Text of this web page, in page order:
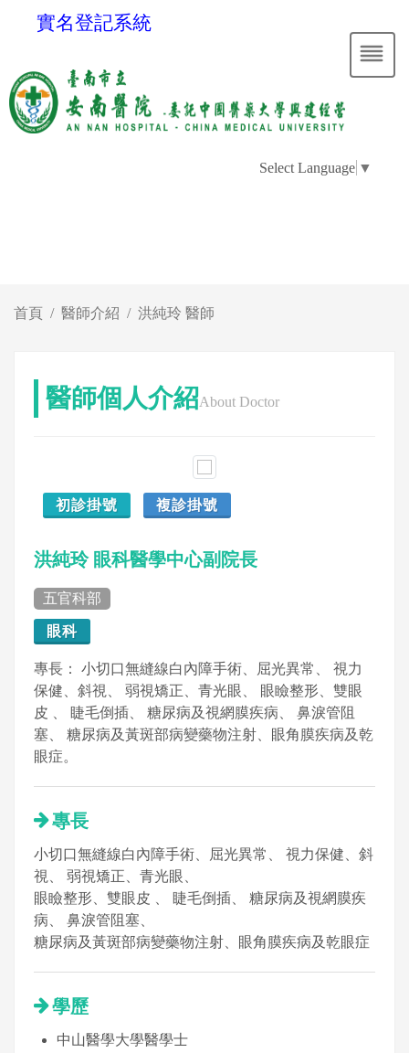
實名登記系統
Select Language ▼
首頁 醫師介紹 洪純玲 醫師
醫師個人介紹About Doctor
初診掛號 複診掛號
洪純玲 眼科醫學中心副院長
五官科部
眼科
專長： 小切口無縫線白內障手術、屈光異常、 視力
保健、斜視、 弱視矯正、青光眼、 眼瞼整形、雙眼
皮 、 睫毛倒插、 糖尿病及視網膜疾病、 鼻淚管阻
塞、 糖尿病及黃斑部病變藥物注射、眼角膜疾病及乾
眼症。
專長
小切口無縫線白內障手術、屈光異常、 視力保健、斜
視、 弱視矯正、青光眼、
眼瞼整形、雙眼皮 、 睫毛倒插、 糖尿病及視網膜疾
病、 鼻淚管阻塞、
糖尿病及黃斑部病變藥物注射、眼角膜疾病及乾眼症
學歷
中山醫學大學醫學士